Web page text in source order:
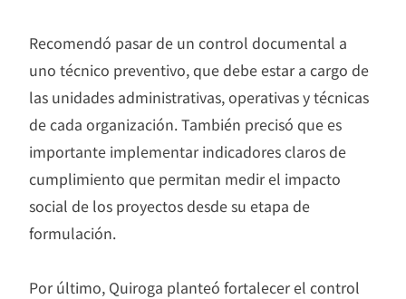
Recomendó pasar de un control documental a
uno técnico preventivo, que debe estar a cargo de
las unidades administrativas, operativas y técnicas
de cada organización. También precisó que es
importante implementar indicadores claros de
cumplimiento que permitan medir el impacto
social de los proyectos desde su etapa de
formulación.
Por último, Quiroga planteó fortalecer el control